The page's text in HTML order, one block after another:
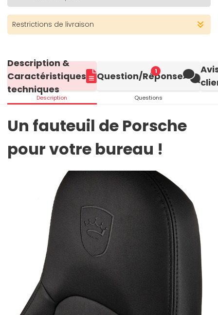
Restrictions de livraison
Description &
Caractéristiques
techniques
Description
1
Question/Réponse
Questions
Un fauteuil de Porsche
pour votre bureau !